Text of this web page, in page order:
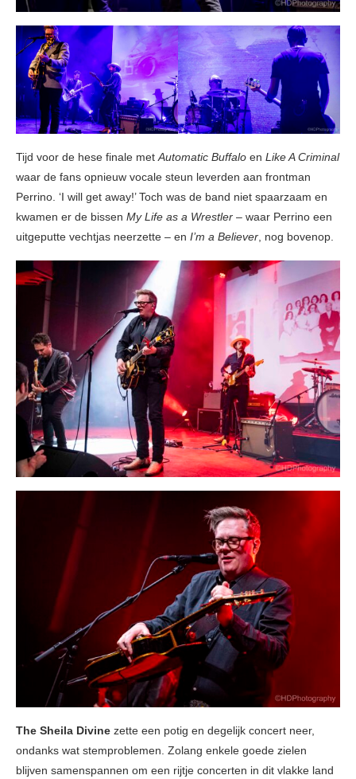
Tijd voor de hese finale metAutomatic Buffalo en Like A Criminal
waar de fans opnieuw vocale steun leverden aan frontman
Perrino. ‘I will get away!’ Toch was de band niet spaarzaam en
kwamen er de bissen My Life as a Wrestler – waar Perrino een
uitgeputte vechtjas neerzette – en I’m a Believer, nog bovenop.
The Sheila Divine zette een potig en degelijk concert neer,
ondanks wat stemproblemen. Zolang enkele goede zielen
blijven samenspannen om een rijtje concerten in dit vlakke land